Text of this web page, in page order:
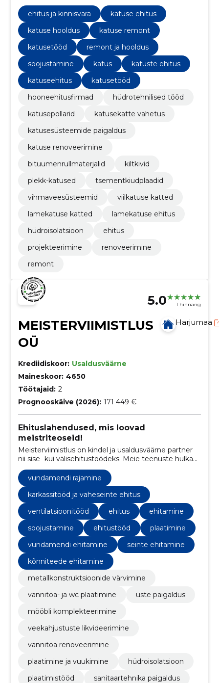
ja hooldust ning katusekatte vahetust.
ehitus ja kinnisvara
katuse ehitus
katuse hooldus
katuse remont
katusetööd
remont ja hooldus
soojustamine
katus
katuste ehitus
katuseehitus
katusetööd
hooneehitusfirmad
hüdrotehnilised tööd
katusepollarid
katusekatte vahetus
katusesüsteemide paigaldus
katuse renoveerimine
bituumenrullmaterjalid
kiltkivid
plekk-katused
tsementkiudplaadid
vihmaveesüsteemid
viilkatuse katted
lamekatuse katted
lamekatuse ehitus
hüdroisolatsioon
ehitus
projekteerimine
renoveerimine
remont
5.0 1 hinnang
MEISTERVIIMISTLUS
OÜ
Harjumaa
Krediidiskoor: Usaldusväärne
Maineskoor: 4650
Töötajaid: 2
Prognooskäive (2026): 171 449 €
Ehituslahendused, mis loovad
meistriteoseid!
Meisterviimistlus on kindel ja usaldusväärne partner
nii sise- kui välisehitustöödeks. Meie teenuste hulka
kuuluvad vundamendi- ja müüritööd,
siseviimistlustööd ja parketipaigaldus. Meie
professionaalne tiim tagab tipptasemel töö ja
klientide rahulolu.
vundamendi rajamine
karkassitööd ja vaheseinte ehitus
ventilatsioonitööd
ehitus
ehitamine
soojustamine
ehitustööd
plaatimine
vundamendi ehitamine
seinte ehitamine
kõnniteede ehitamine
metallkonstruktsioonide värvimine
vannitoa- ja wc plaatimine
uste paigaldus
mööbli komplekteerimine
veekahjustuste likvideerimine
vannitoa renoveerimine
plaatimine ja vuukimine
hüdroisolatsioon
plaatimistööd
sanitaartehnika paigaldus